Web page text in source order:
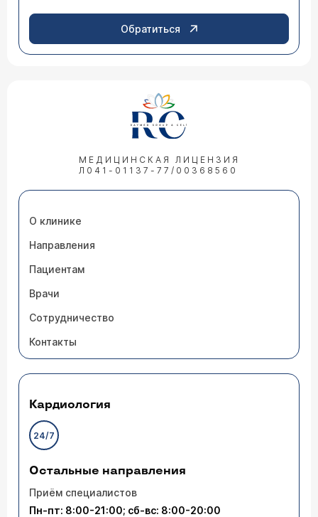
Обратиться
МЕДИЦИНСКАЯ ЛИЦЕНЗИЯ
Л041-01137-77/00368560
О клинике
Направления
Пациентам
Врачи
Сотрудничество
Контакты
Кардиология
24/7
Остальные направления
Приём специалистов
Пн-пт: 8:00-21:00; сб-вс: 8:00-20:00